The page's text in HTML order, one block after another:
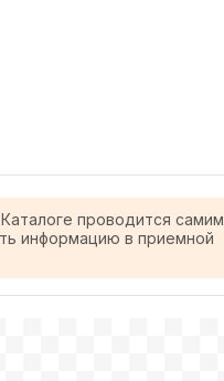
проводится
информацию в приемной